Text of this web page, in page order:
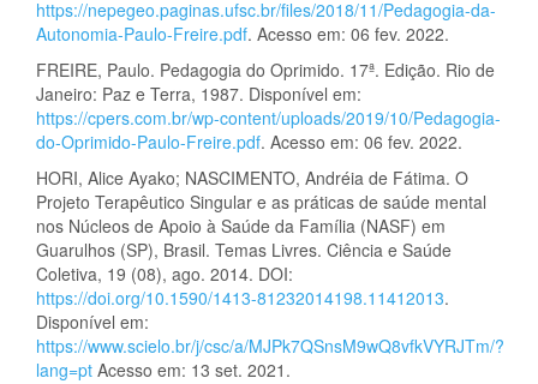
https://nepegeo.paginas.ufsc.br/files/2018/11/Pedagogia-da-
Autonomia-Paulo-Freire.pdf. Acesso em: 06 fev. 2022.
FREIRE, Paulo. Pedagogia do Oprimido. 17ª. Edição. Rio de
Janeiro: Paz e Terra, 1987. Disponível em:
https://cpers.com.br/wp-content/uploads/2019/10/Pedagogia-
do-Oprimido-Paulo-Freire.pdf. Acesso em: 06 fev. 2022.
HORI, Alice Ayako; NASCIMENTO, Andréia de Fátima. O
Projeto Terapêutico Singular e as práticas de saúde mental
nos Núcleos de Apoio à Saúde da Família (NASF) em
Guarulhos (SP), Brasil. Temas Livres. Ciência e Saúde
Coletiva, 19 (08), ago. 2014. DOI:
https://doi.org/10.1590/1413-81232014198.11412013.
Disponível em:
https://www.scielo.br/j/csc/a/MJPk7QSnsM9wQ8vfkVYRJTm/?
lang=pt Acesso em: 13 set. 2021.